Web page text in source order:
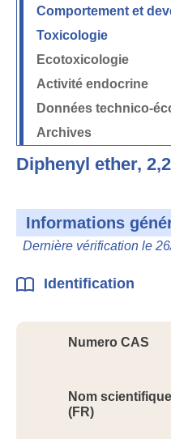
Comportement et
Toxicologie
Ecotoxicologie
Activité endocrine
Données technico-
Archives
Diphenyl ether,
Informations
Dernière vérification le
Identification
Numero CAS
Nom scientifique
(FR)